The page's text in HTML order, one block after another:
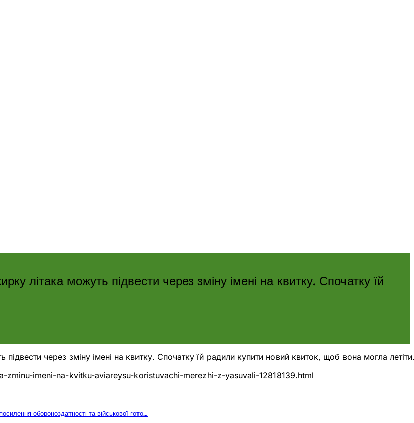
літака можуть підвести через зміну імені на квитку. Спочатку їй
через зміну імені на квитку. Спочатку їй радили купити новий квиток, щоб вона могла
imeni-na-kvitku-aviareysu-koristuvachi-merezhi-z-yasuvali-12818139.html
обороноздатності та військової гото…